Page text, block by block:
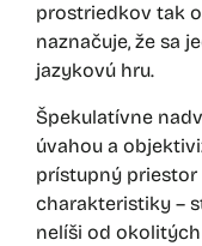
prostriedkov tak
naznačuje, že sa
jazykovú hru.
Špekulatívne
úvahou a
prístupný
charakteristiky –
nelíši od